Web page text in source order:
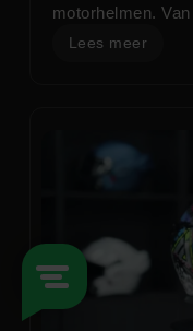
motorhelmen.
Lees meer